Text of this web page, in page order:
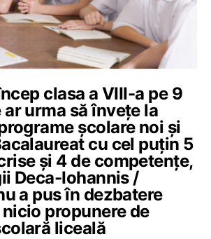
clasa a VIII-a pe 9
urma să învețe la
școlare noi și
cu cel puțin 5
și 4 de competențe,
Deca-Iohannis /
a pus în dezbatere
propunere de
liceală